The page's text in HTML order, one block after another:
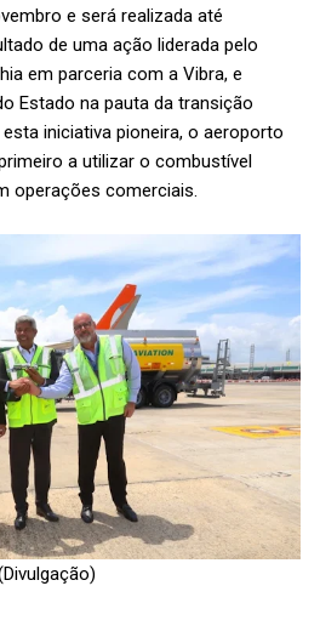
e será realizada até
de uma ação liderada pelo
em parceria com a Vibra, e
Estado na pauta da transição
iniciativa pioneira, o aeroporto
a utilizar o combustível
operações comerciais.